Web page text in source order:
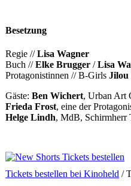
Besetzung
Regie //Lisa Wagner
Buch //Elke Brugger /Lisa
Protagonistinnen // B-Girls Jilou
Gäste: Ben Wichert, Urban Art
Frieda Frost, eine der
Helge Lindh, MdB,
Tickets bestellen bei Kinoheld /